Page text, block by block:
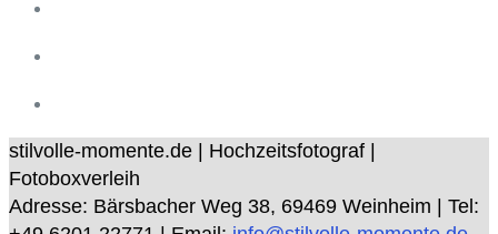
stilvolle-momente.de | Hochzeitsfotograf |
Fotoboxverleih
Adresse: Bärsbacher Weg 38, 69469 Weinheim | Tel: